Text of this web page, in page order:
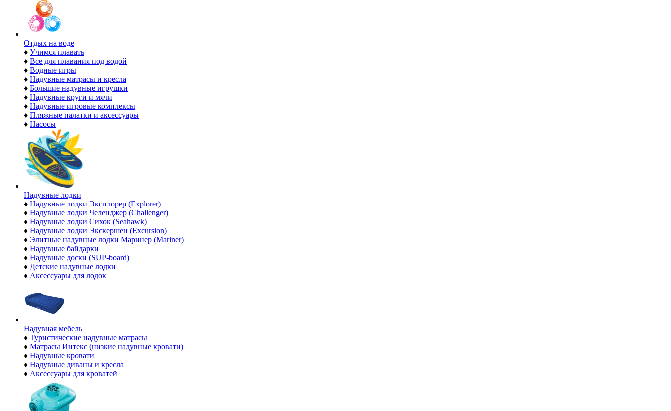
Отдых на воде
♦ Учимся плавать
♦ Все для плавания под водой
♦ Водные игры
♦ Надувные матрасы и кресла
♦ Большие надувные игрушки
♦ Надувные круги и мячи
♦ Надувные игровые комплексы
♦ Пляжные палатки и аксессуары
♦ Насосы
Надувные лодки
♦ Надувные лодки Эксплорер (Explorer)
♦ Надувные лодки Челенджер (Challenger)
♦ Надувные лодки Сихок (Seahawk)
♦ Надувные лодки Экскершен (Excursion)
♦ Элитные надувные лодки Маринер (Mariner)
♦ Надувные байдарки
♦ Надувные доски (SUP-board)
♦ Детские надувные лодки
♦ Аксессуары для лодок
Надувная мебель
♦ Туристические надувные матрасы
♦ Матрасы Интекс (низкие надувные кровати)
♦ Надувные кровати
♦ Надувные диваны и кресла
♦ Аксессуары для кроватей